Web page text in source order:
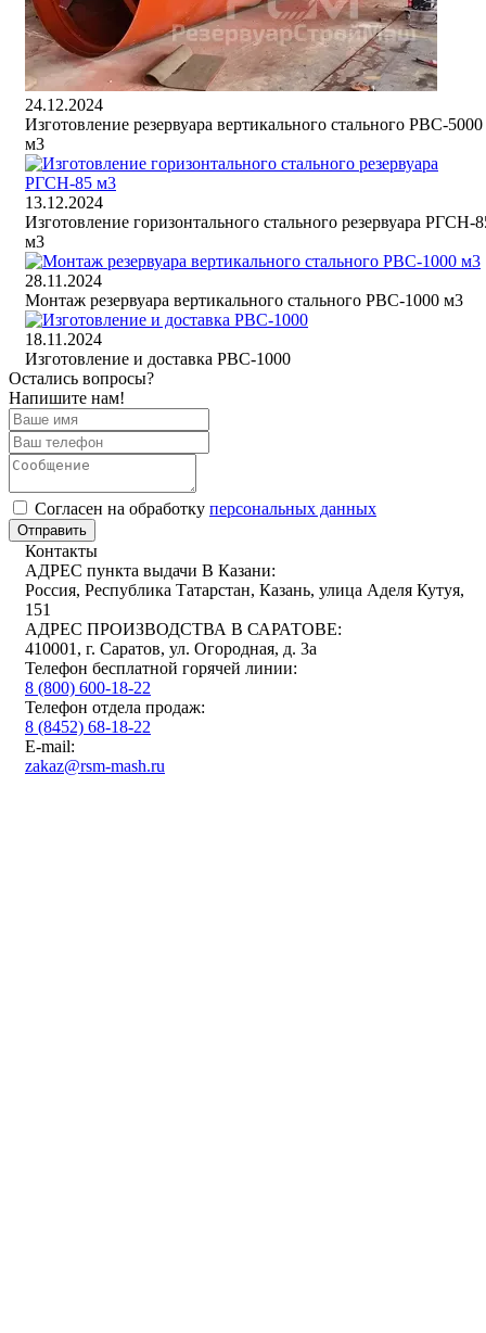
24.12.2024
Изготовление резервуара вертикального стального РВС-5000
м3
13.12.2024
Изготовление горизонтального стального резервуара РГСН-
м3
28.11.2024
Монтаж резервуара вертикального стального РВС-1000 м3
18.11.2024
Изготовление и доставка РВС-1000
Остались вопросы?
Напишите нам!
Cогласен на обработку персональных данных
Отправить
Контакты
АДРЕС пункта выдачи В Казани:
Россия, Республика Татарстан, Казань, улица Аделя Кутуя,
151
АДРЕС ПРОИЗВОДСТВА В САРАТОВЕ:
410001, г. Саратов, ул. Огородная, д. 3а
Телефон бесплатной горячей линии:
8 (800) 600-18-22
Телефон отдела продаж:
8 (8452) 68-18-22
E-mail:
zakaz@rsm-mash.ru